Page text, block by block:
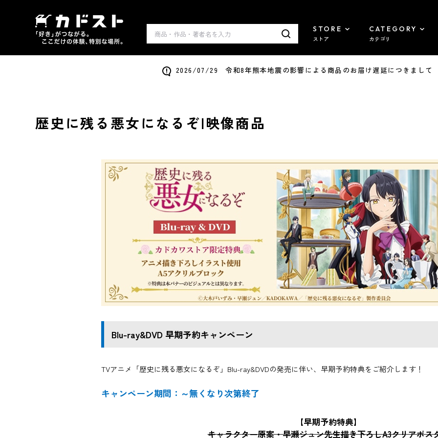
STORE
ストア
CATEGORY
カテゴリ
2026/07/29 令和8年熊本地震の影響による商品のお届け遅延につきまして
歴史に残る悪女になるぞ|映像商品
Blu-ray&DVD 早期予約キャンペーン
TVアニメ「歴史に残る悪女になるぞ」Blu-ray&DVDの発売に伴い、早期予約特典をご紹介します！
キャンペーン期間：～無くなり次第終了
【早期予約特典】
キャラクター原案・早瀬ジュン先生描き下ろしA3クリアポス